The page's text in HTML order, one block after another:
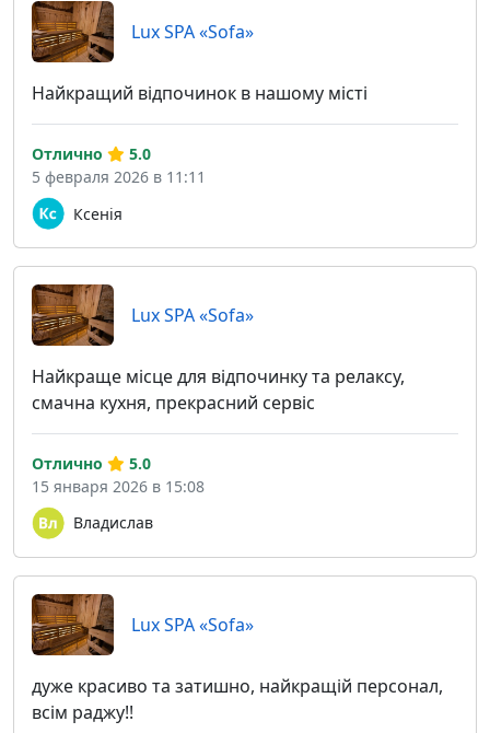
Lux SPA «Sofa»
Найкращий відпочинок в нашому місті
Ксенія
Отлично
5.0
5 февраля 2026 в 11:11
Lux SPA «Sofa»
Найкраще місце для відпочинку та релаксу,
смачна кухня, прекрасний сервіс
Владислав
Отлично
5.0
15 января 2026 в 15:08
Lux SPA «Sofa»
дуже красиво та затишно, найкращій персонал,
всім раджу!!